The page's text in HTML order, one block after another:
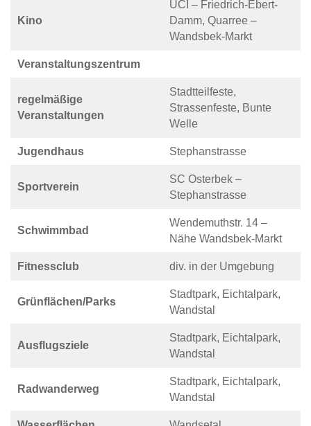
Kino
UCI – Friedrich-Ebert-
Damm, Quarree –
Wandsbek-Markt
Veranstaltungszentrum
regelmäßige
Veranstaltungen
Stadtteilfeste,
Strassenfeste, Bunte
Welle
Jugendhaus Stephanstrasse
Sportverein
SC Osterbek –
Stephanstrasse
Schwimmbad
Wendemuthstr. 14 –
Nähe Wandsbek-Markt
Fitnessclub div. in der Umgebung
Grünflächen/Parks
Stadtpark, Eichtalpark,
Wandstal
Ausflugsziele
Stadtpark, Eichtalpark,
Wandstal
Radwanderweg
Stadtpark, Eichtalpark,
Wandstal